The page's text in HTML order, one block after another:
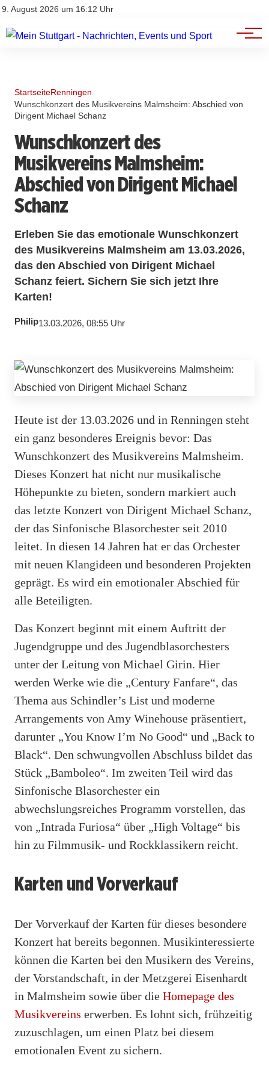
9. August 2026 um 16:12 Uhr
Impressum
Branchenbuch
Werbung
StartseiteRenningen
Wunschkonzert des Musikvereins Malmsheim: Abschied von
Dirigent Michael Schanz
Wunschkonzert des
Musikvereins Malmsheim:
Abschied von Dirigent Michael
Schanz
Erleben Sie das emotionale Wunschkonzert
des Musikvereins Malmsheim am 13.03.2026,
das den Abschied von Dirigent Michael
Schanz feiert. Sichern Sie sich jetzt Ihre
Karten!
Philip13.03.2026, 08:55 Uhr
Heute ist der 13.03.2026 und in Renningen steht
ein ganz besonderes Ereignis bevor: Das
Wunschkonzert des Musikvereins Malmsheim.
Dieses Konzert hat nicht nur musikalische
Höhepunkte zu bieten, sondern markiert auch
das letzte Konzert von Dirigent Michael Schanz,
der das Sinfonische Blasorchester seit 2010
leitet. In diesen 14 Jahren hat er das Orchester
mit neuen Klangideen und besonderen Projekten
geprägt. Es wird ein emotionaler Abschied für
alle Beteiligten.
Das Konzert beginnt mit einem Auftritt der
Jugendgruppe und des Jugendblasorchesters
unter der Leitung von Michael Girin. Hier
werden Werke wie die „Century Fanfare“, das
Thema aus Schindler’s List und moderne
Arrangements von Amy Winehouse präsentiert,
darunter „You Know I’m No Good“ und „Back to
Black“. Den schwungvollen Abschluss bildet das
Stück „Bamboleo“. Im zweiten Teil wird das
Sinfonische Blasorchester ein
abwechslungsreiches Programm vorstellen, das
von „Intrada Furiosa“ über „High Voltage“ bis
hin zu Filmmusik- und Rockklassikern reicht.
Karten und Vorverkauf
Der Vorverkauf der Karten für dieses besondere
Konzert hat bereits begonnen. Musikinteressierte
können die Karten bei den Musikern des Vereins,
der Vorstandschaft, in der Metzgerei Eisenhardt
in Malmsheim sowie über die Homepage des
Musikvereins erwerben. Es lohnt sich, frühzeitig
zuzuschlagen, um einen Platz bei diesem
emotionalen Event zu sichern.